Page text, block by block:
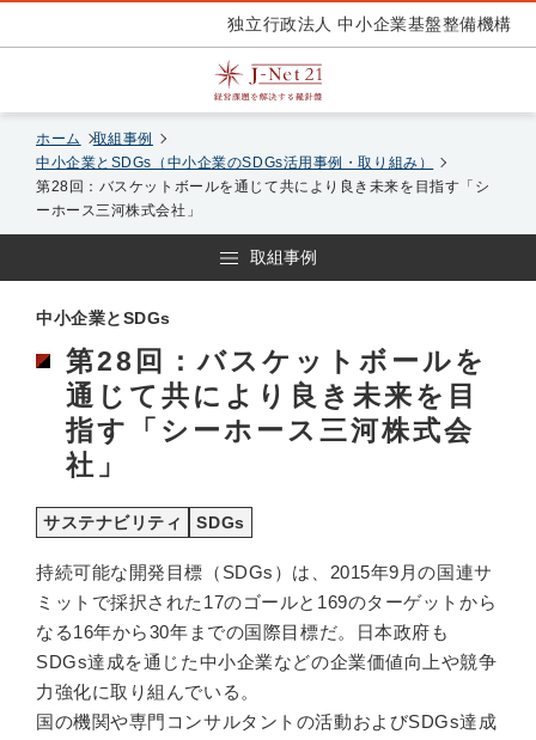
独立行政法人 中小企業基盤整備機構
ホーム
取組事例
中小企業とSDGs（中小企業のSDGs活用事例・取り組み）
第28回：バスケットボールを通じて共により良き未来を目指す「シ
ーホース三河株式会社」
取組事例
中小企業とSDGs
第28回：バスケットボールを
通じて共により良き未来を目
指す「シーホース三河株式会
社」
サステナビリティ SDGs
持続可能な開発目標（SDGs）は、2015年9月の国連サ
ミットで採択された17のゴールと169のターゲットから
なる16年から30年までの国際目標だ。日本政府も
SDGs達成を通じた中小企業などの企業価値向上や競争
力強化に取り組んでいる。
国の機関や専門コンサルタントの活動およびSDGs達成